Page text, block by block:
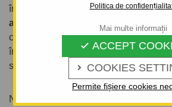
Politica de
 COOKIES
 ACCEPT
Permite fișiere cookies
Mai multe informații
în segmentul
echipamentelor de
accesoriilor de transport
. Încă de la
concentrat pe calitate, fiabilitate și
îndeplinesc cele mai înalte standarde
siguranță.
Ne specializăm în